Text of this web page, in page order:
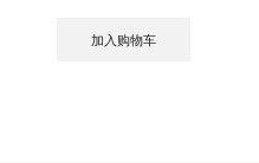
加入购物车